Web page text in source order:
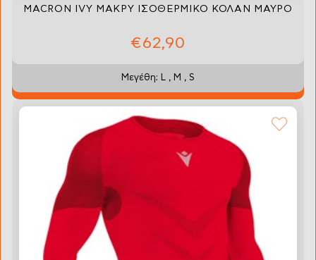
MACRON IVY ΜΑΚΡΥ ΙΣΟΘΕΡΜΙΚΟ ΚΟΛΑΝ ΜΑΥΡΟ
€62,90
Μεγέθη: L , M , S